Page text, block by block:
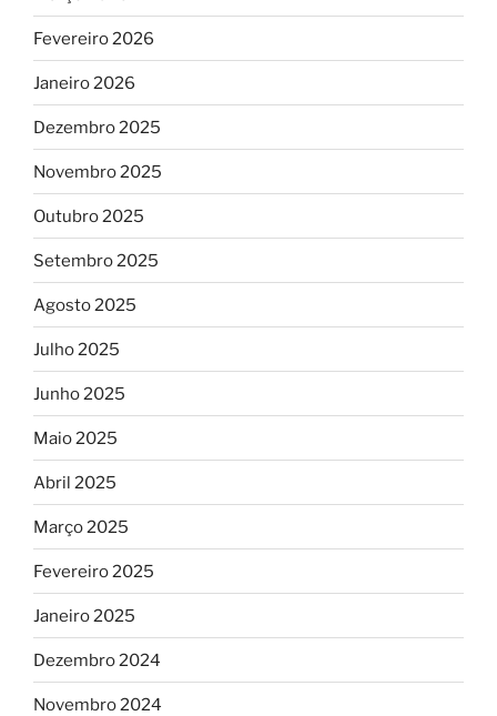
Fevereiro 2026
Janeiro 2026
Dezembro 2025
Novembro 2025
Outubro 2025
Setembro 2025
Agosto 2025
Julho 2025
Junho 2025
Maio 2025
Abril 2025
Março 2025
Fevereiro 2025
Janeiro 2025
Dezembro 2024
Novembro 2024